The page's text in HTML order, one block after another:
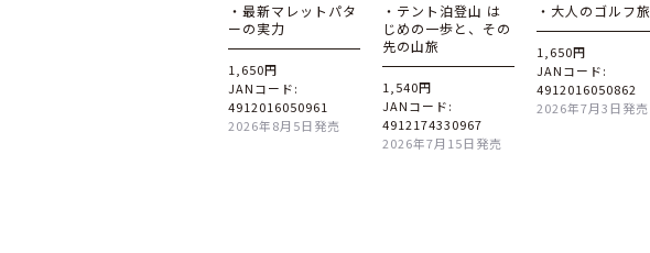
・最新マレットパタ
ーの実力
1,650円
JANコード:
4912016050961
2026年8月5日発売
・テント泊登山 は
じめの一歩と、その
先の山旅
1,540円
JANコード:
4912174330967
2026年7月15日発売
・大人のゴルフ旅
1,650円
JANコード:
4912016050862
2026年7月3日発売